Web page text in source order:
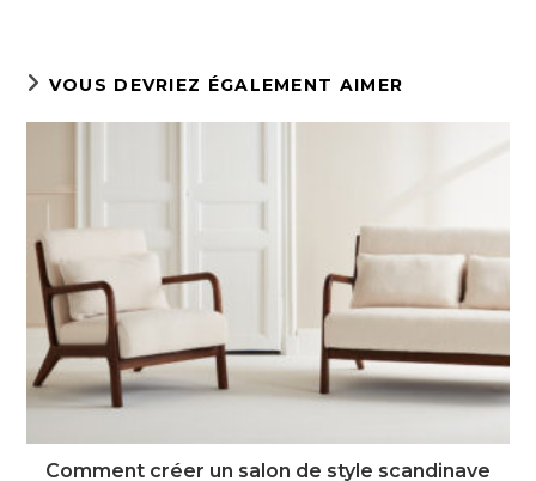
VOUS DEVRIEZ ÉGALEMENT AIMER
Comment créer un salon de style scandinave